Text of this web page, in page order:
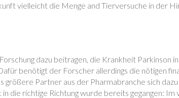
vielleicht die Menge and Tierversuche in der
dazu beitragen, die Krankheit Parkinson
benötigt der Forscher allerdings die nötigen
größere Partner aus der Pharmabranche sich
die richtige Richtung wurde bereits gegangen: Im